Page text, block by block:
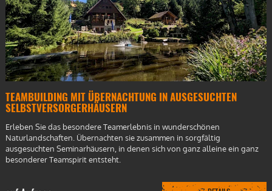
TEAMBUILDING MIT ÜBERNACHTUNG IN AUSGESUCHTEN
SELBSTVERSORGERHÄUSERN
Erleben Sie das besondere Teamerlebnis in wunderschönen
Naturlandschaften. Übernachten sie zusammen in sorgfältig
ausgesuchten Seminarhäusern, in denen sich von ganz alleine ein ganz
besonderer Teamspirit entsteht.